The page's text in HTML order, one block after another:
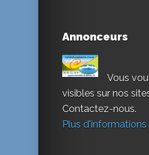
Annonceurs
Vous
visibles sur nos
Contactez-nous.
Plus